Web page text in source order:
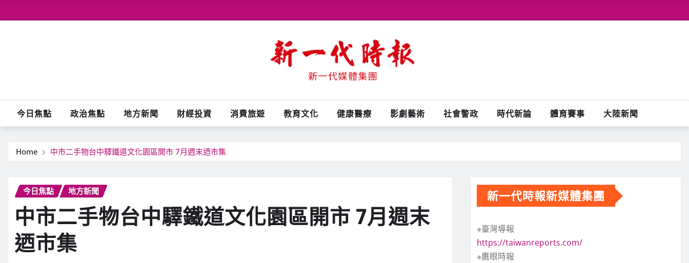
to
今日焦點 政治焦點 地方新聞 財經投資 消費旅遊 教育文化 健康醫療 影劇藝術 社會警政 時代新論 體育賽事 大陸新聞
Home 中市二手物台中驛鐵道文化園區開市 7月週末迺市集
今日焦點 地方新聞
中市二手物台中驛鐵道文化園區開市 7月週末
迺市集
新一代時報新媒體集團
※臺灣導報
https://taiwanreports.com/
※鷹眼時報